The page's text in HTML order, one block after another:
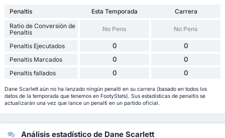
Penaltis Esta Temporada
Carrera
Ratio de Conversión de
Penaltis
No Pens No Pens
Penaltis Ejecutados 0 0
Penaltis Marcados 0 0
Penaltis fallados 0 0
Dane Scarlett aún no ha lanzado ningún penalti en su carrera (basado en todos los
datos de la temporada que tenemos en FootyStats). Sus estadísticas de penaltis se
actualizarán una vez que lance un penalti en un partido oficial.
Análisis estadístico de Dane Scarlett